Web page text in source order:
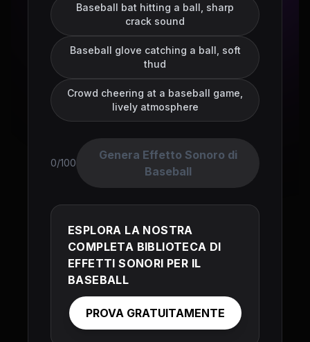
Baseball bat hitting a ball, sharp
crack sound
Baseball glove catching a ball, soft
thud
Crowd cheering at a baseball game,
lively atmosphere
0/100
Genera Effetto Sonoro di
Baseball
ESPLORA LA NOSTRA
COMPLETA BIBLIOTECA DI
EFFETTI SONORI PER IL
BASEBALL
PROVA GRATUITAMENTE